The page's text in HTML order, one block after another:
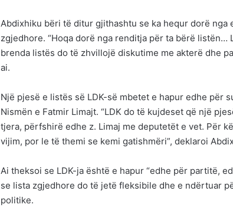
Abdixhiku bëri të ditur gjithashtu se ka hequr dorë
zgjedhore. “Hoqa dorë nga renditja për ta bërë listën…
brenda listës do të zhvillojë diskutime me akterë dhe
ai.
Një pjesë e listës së LDK-së mbetet e hapur edhe për
Nismën e Fatmir Limajt. “LDK do të kujdeset që një
tjera, përfshirë edhe z. Limaj me deputetët e vet. Për
vijim, por le të themi se kemi gatishmëri”, deklaroi
Ai theksoi se LDK-ja është e hapur “edhe për partitë,
se lista zgjedhore do të jetë fleksibile dhe e ndërtuar
politike.